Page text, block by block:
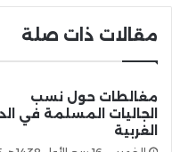
مقالات ذات صلة
مغالطات حول نسب
الجاليات المسلمة في
الغربية